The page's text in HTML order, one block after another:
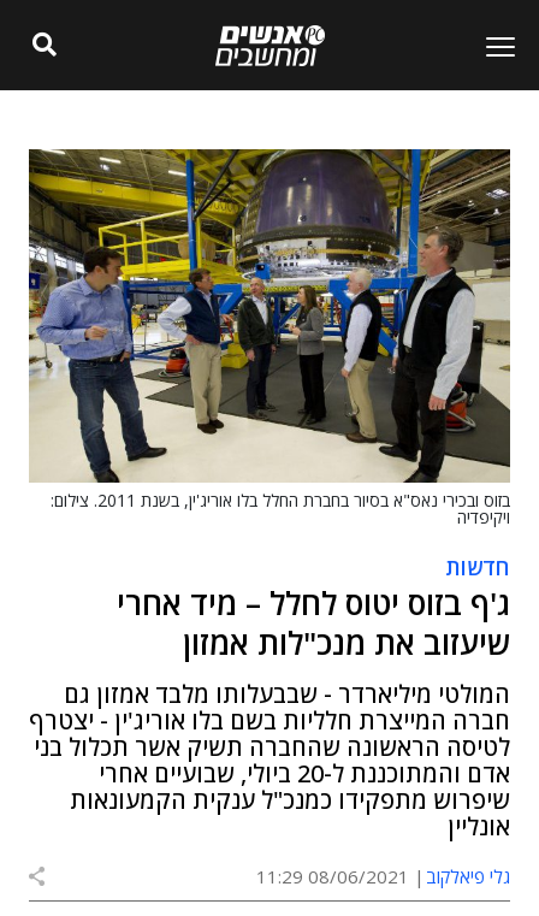
בזוס ובכירי נאס"א בסיור בחברת החלל בלו אוריג'ין, בשנת 2011. צילום:
ויקיפדיה
חדשות
ג'ף בזוס יטוס לחלל – מיד אחרי
שיעזוב את מנכ"לות אמזון
המולטי מיליארדר - שבבעלותו מלבד אמזון גם
חברה המייצרת חלליות בשם בלו אוריג'ין - יצטרף
לטיסה הראשונה שהחברה תשיק אשר תכלול בני
אדם והמתוכננת ל-20 ביולי, שבועיים אחרי
שיפרוש מתפקידו כמנכ"ל ענקית הקמעונאות
אונליין
גלי פיאלקוב 08/06/2021 11:29